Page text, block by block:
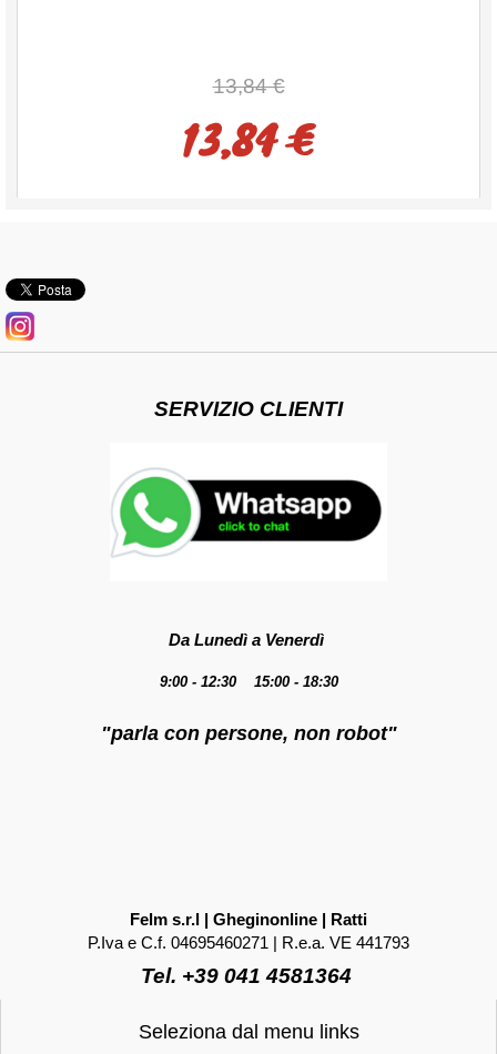
13,84 €
13,84 €
SERVIZIO CLIENTI
Da Lunedì a Venerdì
9:00 - 12:30 15:00 - 18:30
"parla con persone, non robot"
Felm s.r.l | Gheginonline | Ratti
P.Iva e C.f. 04695460271 | R.e.a. VE 441793
Tel. +39 041 4581364
Seleziona dal menu links